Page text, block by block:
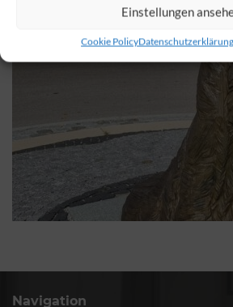
Einstellungen
Cookie PolicyDatenschutzerklärung
Navigation